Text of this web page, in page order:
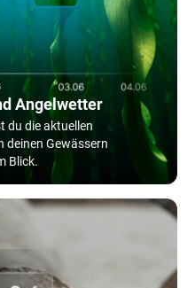
Angelwetter
du die aktuellen
deinen Gewässern
Blick.